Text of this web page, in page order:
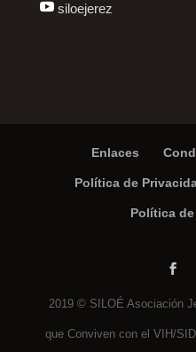
siloejerez
Enlaces
Política de
Política
2019 © SILOÉ Asociación
que Conviven con el VIH/